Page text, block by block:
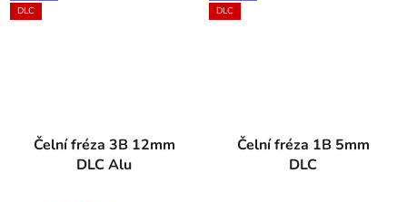
DLC
Čelní fréza 3B 12mm
DLC Alu
DLC
Čelní fréza 1B 5mm
DLC